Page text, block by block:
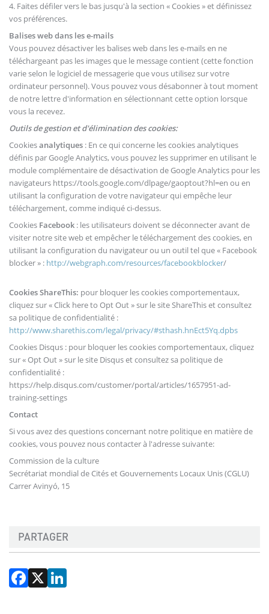
4. Faites défiler vers le bas jusqu'à la section « Cookies » et définissez
vos préférences.
Balises web dans les e-mails
Vous pouvez désactiver les balises web dans les e-mails en ne
téléchargeant pas les images que le message contient (cette fonction
varie selon le logiciel de messagerie que vous utilisez sur votre
ordinateur personnel). Vous pouvez vous désabonner à tout moment
de notre lettre d'information en sélectionnant cette option lorsque
vous la recevez.
Outils de gestion et d'élimination des cookies:
Cookiesanalytiques : En ce qui concerne les cookies analytiques
définis par Google Analytics, vous pouvez les supprimer en utilisant le
module complémentaire de désactivation de Google Analytics pour les
navigateurs https://tools.google.com/dlpage/gaoptout?hl=en ou en
utilisant la configuration de votre navigateur qui empêche leur
téléchargement, comme indiqué ci-dessus.
Cookies Facebook : les utilisateurs doivent se déconnecter avant de
visiter notre site web et empêcher le téléchargement des cookies, en
utilisant la configuration du navigateur ou un outil tel que « Facebook
blocker » : http://webgraph.com/resources/facebookblocker/
Cookies ShareThis: pour bloquer les cookies comportementaux,
cliquez sur « Click here to Opt Out » sur le site ShareThis et consultez
sa politique de confidentialité :
http://www.sharethis.com/legal/privacy/#sthash.hnEct5Yq.dpbs
Cookies Disqus : pour bloquer les cookies comportementaux, cliquez
sur « Opt Out » sur le site Disqus et consultez sa politique de
confidentialité :
https://help.disqus.com/customer/portal/articles/1657951-ad-
training-settings
Contact
Si vous avez des questions concernant notre politique en matière de
cookies, vous pouvez nous contacter à l'adresse suivante:
Commission de la culture
Secrétariat mondial de Cités et Gouvernements Locaux Unis (CGLU)
Carrer Avinyó, 15
PARTAGER
Facebook
X